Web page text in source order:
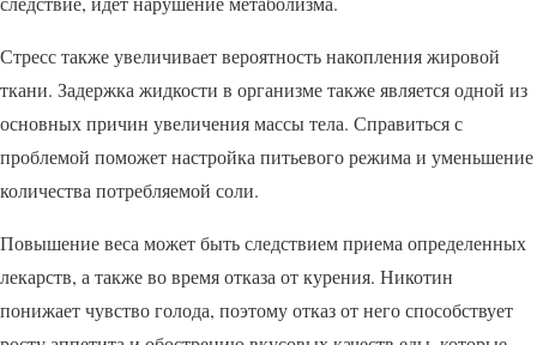
Стресс также увеличивает вероятность накопления жировой
ткани. Задержка жидкости в организме также является одной из
основных причин увеличения массы тела. Справиться с
проблемой поможет настройка питьевого режима и уменьшение
количества потребляемой соли.
Повышение веса может быть следствием приема определенных
лекарств, а также во время отказа от курения. Никотин
понижает чувство голода, поэтому отказ от него способствует